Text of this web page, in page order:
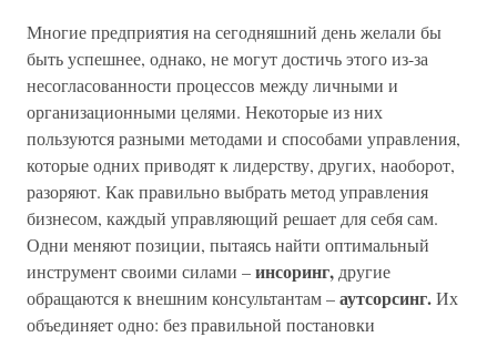
Многие предприятия на сегодняшний день желали бы
быть успешнее, однако, не могут достичь этого из-за
несогласованности процессов между личными и
организационными целями. Некоторые из них
пользуются разными методами и способами управления,
которые одних приводят к лидерству, других, наоборот,
разоряют. Как правильно выбрать метод управления
бизнесом, каждый управляющий решает для себя сам.
Одни меняют позиции, пытаясь найти оптимальный
инструмент своими силами –инсоринг, другие
обращаются к внешним консультантам –аутсорсинг.Их
объединяет одно: без правильной постановки